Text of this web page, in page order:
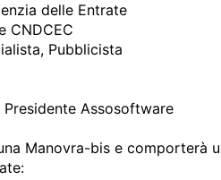
delle Entrate
CNDCEC
Pubblicista
Assosoftware
Manovra-bis e comporterà